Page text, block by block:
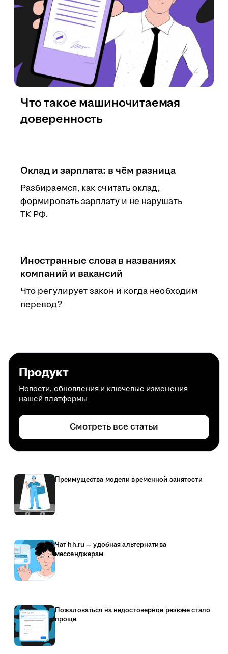
Оклад и зарплата: в чём разница
Разбираемся, как считать оклад,
формировать зарплату и не нарушать
ТК РФ.
Иностранные слова в названиях
компаний и вакансий
Что регулирует закон и когда необходим
перевод?
Что такое машиночитаемая
доверенность
Продукт
Новости, обновления и ключевые изменения
нашей платформы
Смотреть все статьи
Преимущества модели временной занятости
Чат hh.ru — удобная альтернатива
мессенджерам
Пожаловаться на недостоверное резюме стало
проще